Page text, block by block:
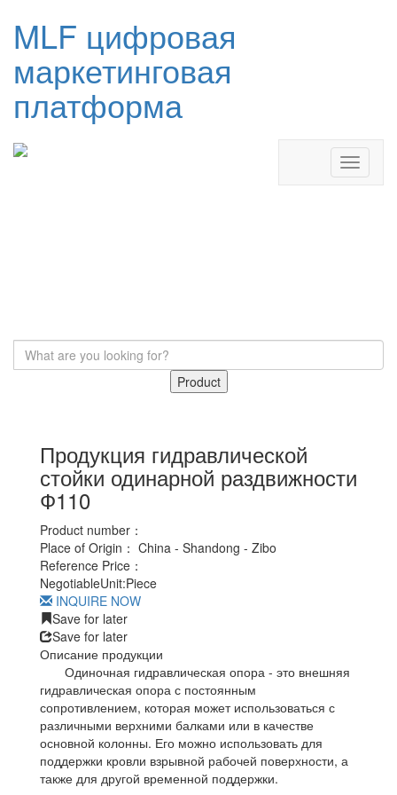
MLF цифровая
маркетинговая
платформа
Product
Продукция гидравлической
стойки одинарной раздвижности
Ф110
Product number：
Place of Origin： China - Shandong - Zibo
Reference Price：
NegotiableUnit:Piece
INQUIRE NOW
Save for later
Save for later
Описание продукции
Одиночная гидравлическая опора - это внешняя
гидравлическая опора с постоянным
сопротивлением, которая может использоваться с
различными верхними балками или в качестве
основной колонны. Его можно использовать для
поддержки кровли взрывной рабочей поверхности, а
также для другой временной поддержки.